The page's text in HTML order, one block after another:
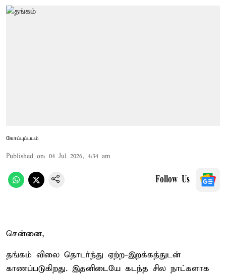
கோப்புப்படம்
Published on: 04 Jul 2026, 4:34 am
Follow Us
சென்னை,
தங்கம் விலை தொடர்ந்து ஏற்ற-இறக்கத்துடன்
காணப்படுகிறது. இதனிடையே கடந்த சில நாட்களாக